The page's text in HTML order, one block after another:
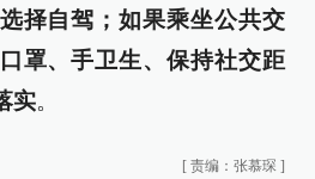
择自驾；如果乘坐公共交
罩、手卫生、保持社交距
实。
[ 责编：张慕琛 ]